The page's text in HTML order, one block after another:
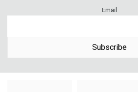
Email
Subscribe